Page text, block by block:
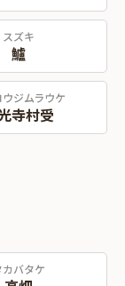
スズキ
鱸
ジムラウケ
寺村受
カバタケ